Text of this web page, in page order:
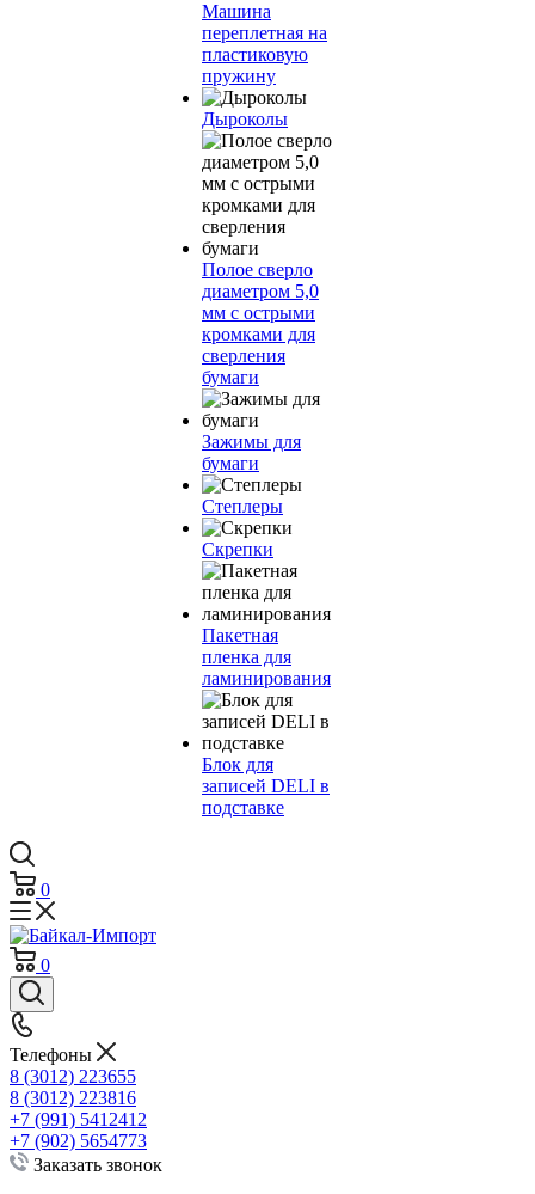
Машина
переплетная на
пластиковую
пружину
Дыроколы
Полое сверло
диаметром 5,0
мм с острыми
кромками для
сверления
бумаги
Зажимы для
бумаги
Степлеры
Скрепки
Пакетная
пленка для
ламинирования
Блок для
записей DELI в
подставке
0
0
Телефоны
8 (3012) 223655
8 (3012) 223816
+7 (991) 5412412
+7 (902) 5654773
Заказать звонок